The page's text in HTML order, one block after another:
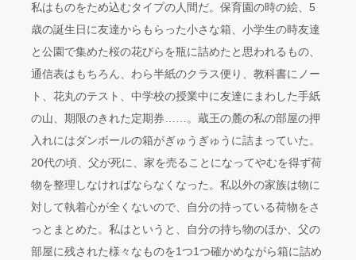
寄付について
私はものをため込むタイプの人間だ。保育園の時の絵、5
歳の誕生日に友達からもらった小さな箱、小学生の時友達
と公園で集めた桜の花びらを瓶に詰めたと思われるもの、
通信表はもちろん、わら半紙のクラス便り、教科書にノー
ト、花丸のテスト、中学校の授業中に友達にまわした手紙
の山、期限のきれた定期券……。蔵王の麓の私の部屋の押
入れにはダンボールの箱がぎゅうぎゅうに詰まっていた。
20代の頃、父が死に、家を売ることになってやむを得ず荷
物を整理しなければならなくなった。私以外の家族は物に
対して執着心が全くないので、自分の持っている荷物をさ
っとまとめた。私はというと、自分の持ち物のほか、父の
部屋に残された様々なものを1つ1つ確かめながら箱に詰め